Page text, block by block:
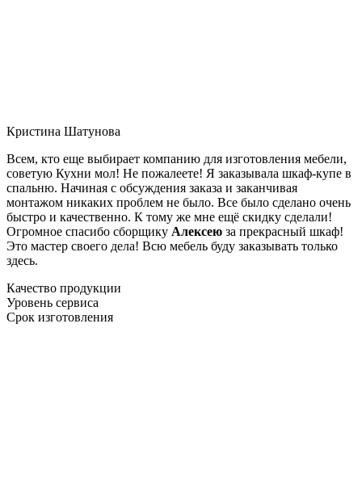
Кристина Шатунова
Всем, кто еще выбирает компанию для изготовления мебели,
советую Кухни мол! Не пожалеете! Я заказывала шкаф-купе в
спальню. Начиная с обсуждения заказа и заканчивая
монтажом никаких проблем не было. Все было сделано очень
быстро и качественно. К тому же мне ещё скидку сделали!
Огромное спасибо сборщику Алексею за прекрасный шкаф!
Это мастер своего дела! Всю мебель буду заказывать только
здесь.
Качество продукции
Уровень сервиса
Срок изготовления